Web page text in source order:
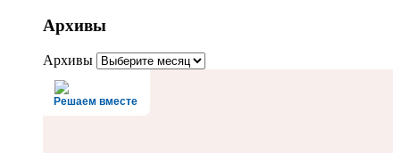
Архивы
Архивы
Решаем вместе